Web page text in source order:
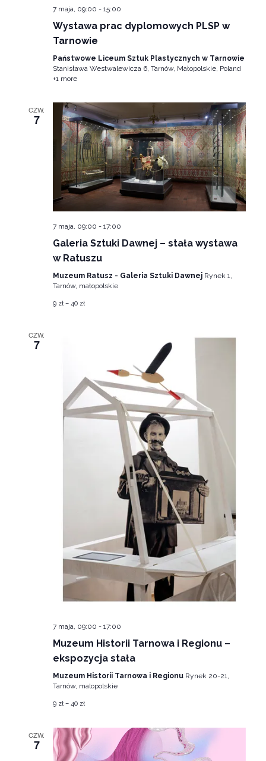
7 maja, 09:00 - 15:00
Wystawa prac dyplomowych PLSP w
Tarnowie
Państwowe Liceum Sztuk Plastycznych w Tarnowie
Stanisława Westwalewicza 6, Tarnów, Małopolskie, Poland
+1 more
CZW.
7
7 maja, 09:00 - 17:00
Galeria Sztuki Dawnej – stała wystawa
w Ratuszu
Muzeum Ratusz - Galeria Sztuki Dawnej Rynek 1,
Tarnów, małopolskie
9 zł – 40 zł
CZW.
7
7 maja, 09:00 - 17:00
Muzeum Historii Tarnowa i Regionu –
ekspozycja stała
Muzeum Historii Tarnowa i Regionu Rynek 20-21,
Tarnów, malopolskie
9 zł – 40 zł
CZW.
7